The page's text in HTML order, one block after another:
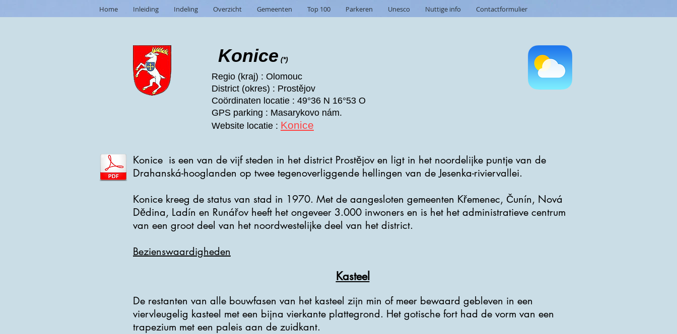
Home Inleiding Indeling Overzicht Gemeenten Top 100 Parkeren Unesco Nuttige info Contactformulier
Konice (*)
Regio (kraj) : Olomouc
District (okres) : Prostějov
Coördinaten locatie : 49°36 N 16°53 O
GPS parking : Masarykovo nám.
Website locatie : Konice
Konice is een van de vijf steden in het district Prostějov en ligt in het noordelijke puntje van de
Drahanská-hooglanden op twee tegenoverliggende hellingen van de Jesenka-riviervallei.
Konice kreeg de status van stad in 1970. Met de aangesloten gemeenten Křemenec, Čunín, Nová
Dědina, Ladín en Runářov heeft het ongeveer 3.000 inwoners en is het het administratieve centrum
van een groot deel van het noordwestelijke deel van het district.
Bezienswaardigheden
Kasteel
De restanten van alle bouwfasen van het kasteel zijn min of meer bewaard gebleven in een
viervleugelig kasteel met een bijna vierkante plattegrond. Het gotische fort had de vorm van een
trapezium met een paleis aan de zuidkant.